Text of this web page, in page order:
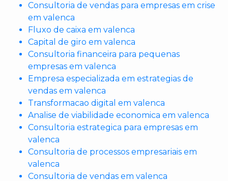
Consultoria de vendas para empresas em crise
em valenca
Fluxo de caixa em valenca
Capital de giro em valenca
Consultoria financeira para pequenas
empresas em valenca
Empresa especializada em estrategias de
vendas em valenca
Transformacao digital em valenca
Analise de viabilidade economica em valenca
Consultoria estrategica para empresas em
valenca
Consultoria de processos empresariais em
valenca
Consultoria de vendas em valenca